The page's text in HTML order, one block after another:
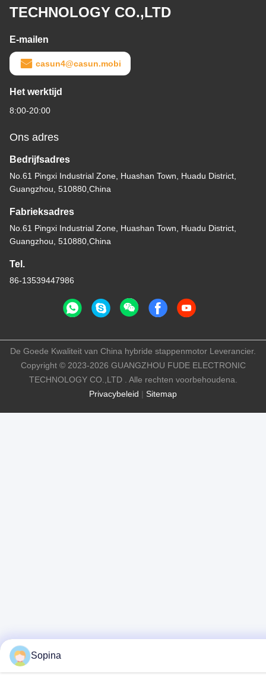
TECHNOLOGY CO.,LTD
E-mailen
casun4@casun.mobi
Het werktijd
8:00-20:00
Ons adres
Bedrijfsadres
No.61 Pingxi Industrial Zone, Huashan Town, Huadu District,
Guangzhou, 510880,China
Fabrieksadres
No.61 Pingxi Industrial Zone, Huashan Town, Huadu District,
Guangzhou, 510880,China
Tel.
86-13539447986
Privacybeleid | Sitemap
De Goede Kwaliteit van China hybride stappenmotor Leverancier.
Copyright © 2023-2026 GUANGZHOU FUDE ELECTRONIC
TECHNOLOGY CO.,LTD . Alle rechten voorbehoudena.
Sopina